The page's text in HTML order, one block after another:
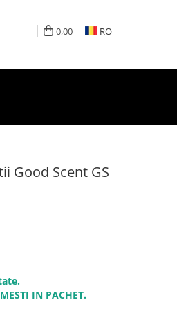
0,00 RO
Good Scent GS
IN PACHET.